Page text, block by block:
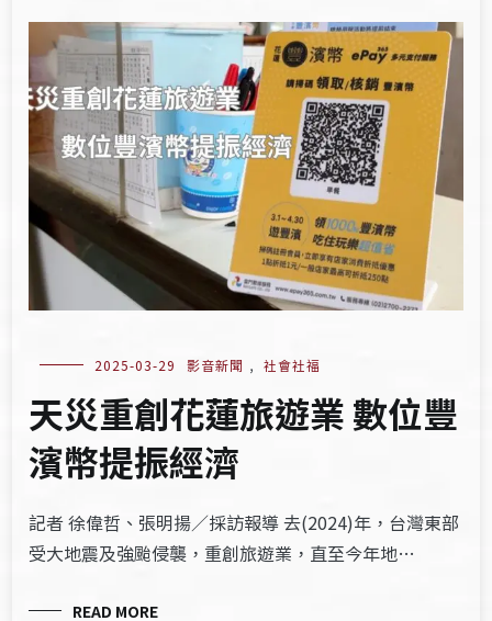
2025-03-29 影音新聞 , 社會社福
天災重創花蓮旅遊業 數位豐
濱幣提振經濟
記者 徐偉哲、張明揚／採訪報導 去(2024)年，台灣東部
受大地震及強颱侵襲，重創旅遊業，直至今年地…
READ MORE